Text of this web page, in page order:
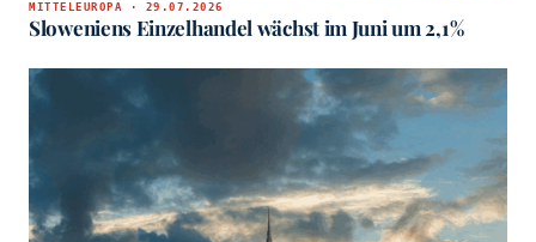
MITTELEUROPA · 29.07.2026
Sloweniens Einzelhandel wächst im Juni um 2,1%